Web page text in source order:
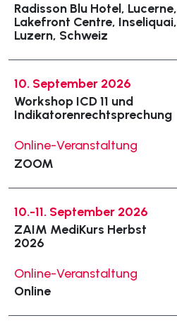
Radisson Blu Hotel, Lucerne,
Lakefront Centre, Inseliquai,
Luzern, Schweiz
10. September 2026
Workshop ICD 11 und
Indikatorenrechtsprechung
Online-Veranstaltung
ZOOM
10.-11. September 2026
ZAIM MediKurs Herbst
2026
Online-Veranstaltung
Online